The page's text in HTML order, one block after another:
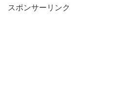
スポンサーリンク